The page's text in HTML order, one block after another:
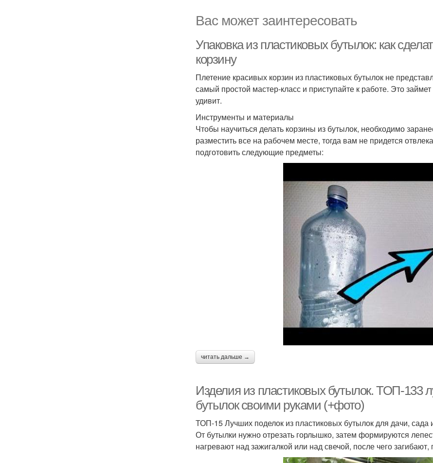
Вас может заинтересовать
Упаковка из пластиковых бутылок: как
корзину
Плетение красивых корзин из пластиковых бутылок не
самый простой мастер-класс и приступайте к работе. Это
удивит.
Инструменты и материалы
Чтобы научиться делать корзины из бутылок, необходимо
разместить все на рабочем месте, тогда вам не придется
подготовить следующие предметы:
читать дальше →
Изделия из пластиковых бутылок. ТОП-133
бутылок своими руками (+фото)
ТОП-15 Лучших поделок из пластиковых бутылок для дачи, сада
От бутылки нужно отрезать горлышко, затем формируются
нагревают над зажигалкой или над свечой, после чего